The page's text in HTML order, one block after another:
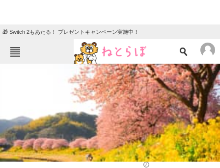
🎁 Switch 2もあたる！ プレゼントキャンペーン実施中！
ニュース
クイズ
グルメ 地域
住まい 教育・育児
動物 リサーチ